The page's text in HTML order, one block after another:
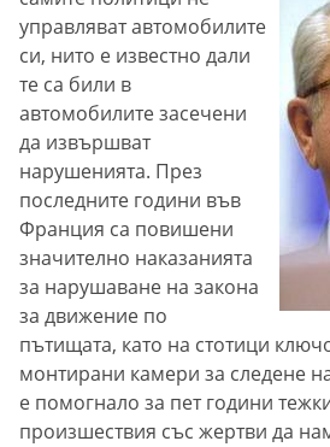
управляват автомобилите
си, нито е известно дали
те са били в
автомобилите засечени
да извършват
нарушенията. През
последните години във
Франция са повишени
значително наказанията
за нарушаване на закона
за движение по
пътищата, като на стотици
монтирани камери за следене
е помогнало за пет години
произшествия със жертви да